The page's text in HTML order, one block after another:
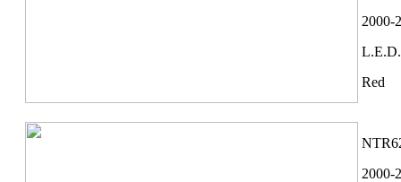
2000-
Red
2000-